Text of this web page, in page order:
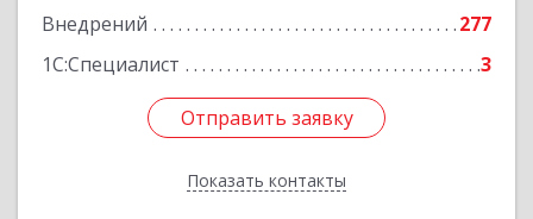
Внедрений
277
1С:Специалист
3
Отправить заявку
Показать контакты
Отправить заявку
Назад